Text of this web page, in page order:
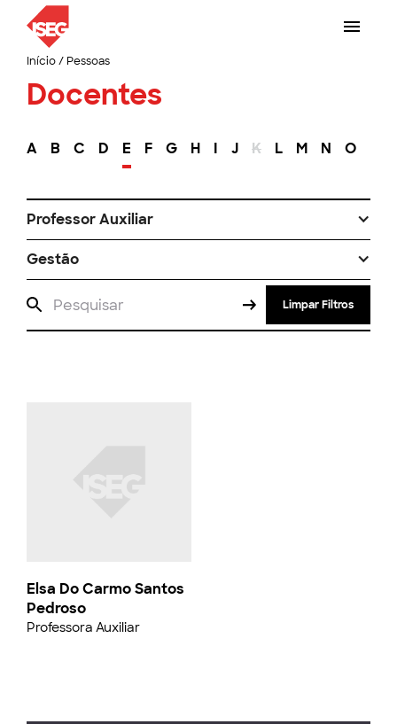
Início/ Pessoas
Docentes
A B C D E F G H I J K L M N O
Professor Auxiliar
Gestão
Limpar Filtros
Elsa Do Carmo Santos
Pedroso
Professora Auxiliar